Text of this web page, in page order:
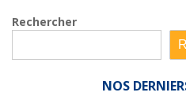
Rechercher
NOS